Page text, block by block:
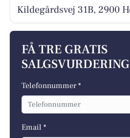
Kildegårdsvej 31B, 2900
FÅ TRE GRATIS
Telefonnummer *
Email *